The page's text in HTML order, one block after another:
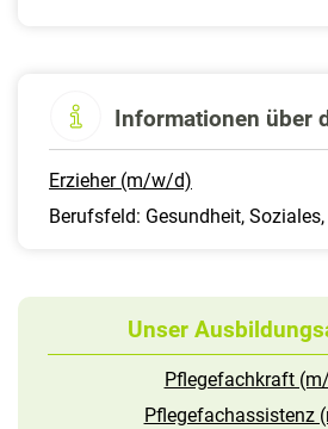
Informationen über
Erzieher (m/w/d)
Berufsfeld: Gesundheit,
Unser
Pflegefachkraft
Pflegefachassistenz